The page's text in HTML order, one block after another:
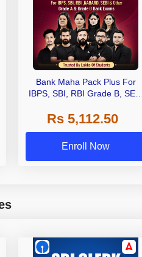
Bank Maha Pack Plus For
IBPS, SBI, RBI Grade B, SEBI
Other Grade A & Grade B Bank
Exams
Rs 5,112.50
Enroll Now